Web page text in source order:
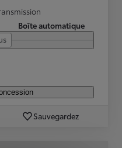
Boîte automatique
Sauvegardez